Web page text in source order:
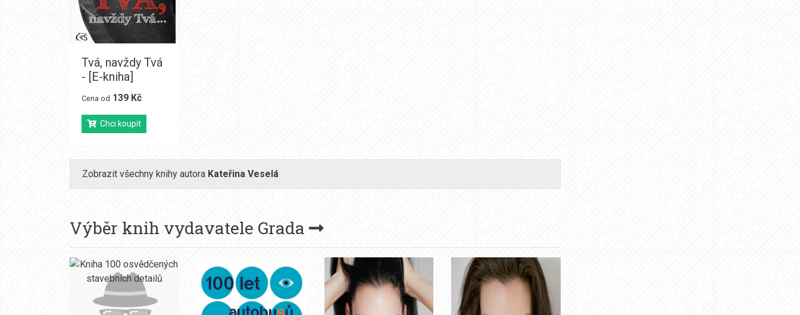
Tvá, navždy Tvá
- [E-kniha]
Cena od 139 Kč
Chci koupit
Zobrazit všechny knihy autora Kateřina Veselá
Výběr knih vydavatele Grada